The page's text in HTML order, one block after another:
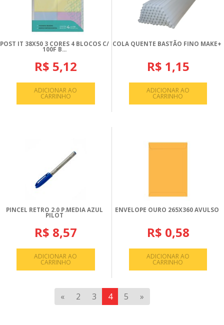
POST IT 38X50 3 CORES 4 BLOCOS C/
100F B...
R$ 5,12
ADICIONAR AO
CARRINHO
COLA QUENTE BASTÃO FINO MAKE+
R$ 1,15
ADICIONAR AO
CARRINHO
PINCEL RETRO 2.0 P.MEDIA AZUL
PILOT
R$ 8,57
ADICIONAR AO
CARRINHO
ENVELOPE OURO 265X360 AVULSO
R$ 0,58
ADICIONAR AO
CARRINHO
« 2 3 4 5 »